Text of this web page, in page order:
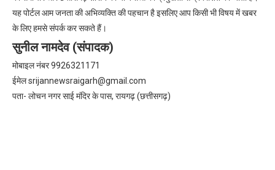
यह पोर्टल आम जनता की अभिव्यक्ति की पहचान है इसलिए आप किसी भी विषय में खबर
के लिए हमसे संपर्क कर सकते हैं।
सुनील नामदेव (संपादक)
मोबाइल नंबर 9926321171
ईमेलsrijannewsraigarh@gmail.com
पता- लोचन नगर साई मंदिर के पास, रायगढ़ (छत्तीसगढ़)